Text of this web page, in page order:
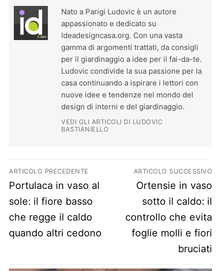
Nato a Parigi Ludovic è un autore
appassionato e dedicato su
Ideadesigncasa.org. Con una vasta
gamma di argomenti trattati, da consigli
per il giardinaggio a idee per il fai-da-te.
Ludovic condivide la sua passione per la
casa continuando a ispirare i lettori con
nuove idee e tendenze nel mondo del
design di interni e del giardinaggio.
VEDI GLI ARTICOLI DI LUDOVIC
BASTIANIELLO
Navigazione articoli
ARTICOLO PRECEDENTE
Previous post:
Portulaca in vaso al
sole: il fiore basso
che regge il caldo
quando altri cedono
ARTICOLO SUCCESSIVO
Next post:
Ortensie in vaso
sotto il caldo: il
controllo che evita
foglie molli e fiori
bruciati